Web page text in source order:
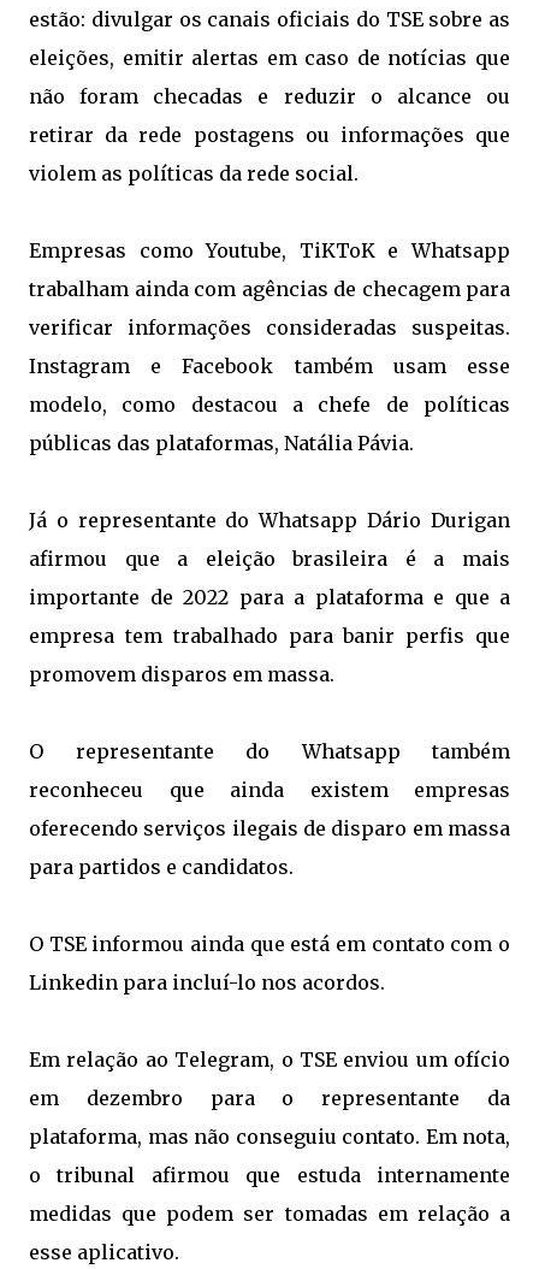
estão: divulgar os canais oficiais do TSE sobre as
eleições, emitir alertas em caso de notícias que
não foram checadas e reduzir o alcance ou
retirar da rede postagens ou informações que
violem as políticas da rede social.
Empresas como Youtube, TiKToK e Whatsapp
trabalham ainda com agências de checagem para
verificar informações consideradas suspeitas.
Instagram e Facebook também usam esse
modelo, como destacou a chefe de políticas
públicas das plataformas, Natália Pávia.
Já o representante do Whatsapp Dário Durigan
afirmou que a eleição brasileira é a mais
importante de 2022 para a plataforma e que a
empresa tem trabalhado para banir perfis que
promovem disparos em massa.
O representante do Whatsapp também
reconheceu que ainda existem empresas
oferecendo serviços ilegais de disparo em massa
para partidos e candidatos.
O TSE informou ainda que está em contato com o
Linkedin para incluí-lo nos acordos.
Em relação ao Telegram, o TSE enviou um ofício
em dezembro para o representante da
plataforma, mas não conseguiu contato. Em nota,
o tribunal afirmou que estuda internamente
medidas que podem ser tomadas em relação a
esse aplicativo.